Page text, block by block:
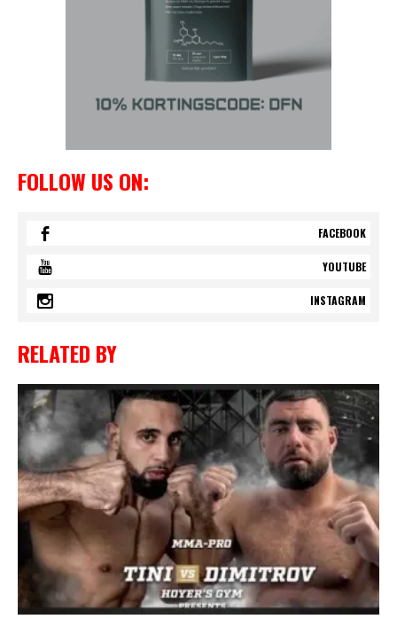
FOLLOW US ON:
FACEBOOK
YOUTUBE
INSTAGRAM
RELATED BY